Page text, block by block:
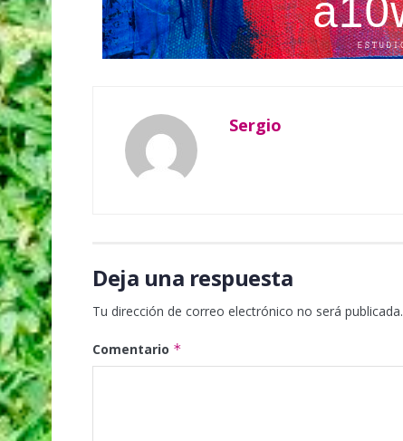
Sergio
Deja una respuesta
Tu dirección de correo electrónico no será publicada.
Comentario *